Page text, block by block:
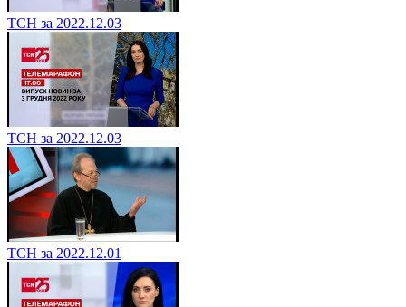
ТСН за 2022.12.03
ТСН за 2022.12.03
ТСН за 2022.12.01